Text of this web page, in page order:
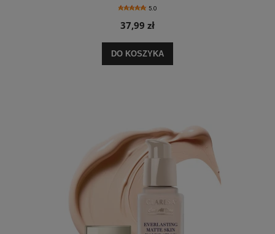
5.0
37,99 zł
DO KOSZYKA